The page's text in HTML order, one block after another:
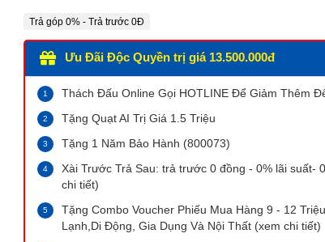
Trả góp 0% - Trả trước 0Đ
Ưu Đãi Độc Quyền trị giá 13.500.000đ
Thách Đấu Online Gọi HOTLINE Để Giảm Thêm
Tặng Quạt AI Trị Giá 1.5 Triệu
Tặng 1 Năm Bảo Hành (800073)
Xài Trước Trả Sau: trả trước 0 đồng - 0% lãi suất-
chi tiết)
Tặng Combo Voucher Phiếu Mua Hàng 9 - 12
Lạnh,Di Động, Gia Dụng Và Nội Thất (xem chi tiết)